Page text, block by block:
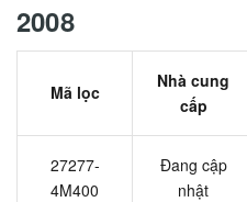
2008
Mã lọc
Nhà cung
cấp
27277-
4M400
Đang cập
nhật